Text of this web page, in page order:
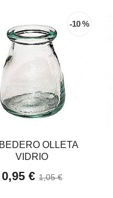
-10 %
OLLETA
VIDRIO
0,95 € 1,05 €